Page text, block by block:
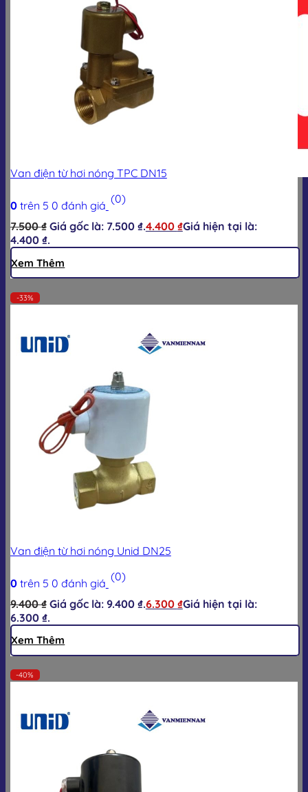
Van điện từ hơi nóng TPC DN15
0trên 5 0 đánh giá (0)
7.500₫ Giá gốc là: 7.500 ₫.4.400 ₫Giá hiện tại là:
4.400 ₫.
Xem Thêm
-33%
Van điện từ hơi nóng Unid DN25
0trên 5 0 đánh giá (0)
9.400₫ Giá gốc là: 9.400 ₫.6.300 ₫Giá hiện tại là:
6.300 ₫.
Xem Thêm
-40%